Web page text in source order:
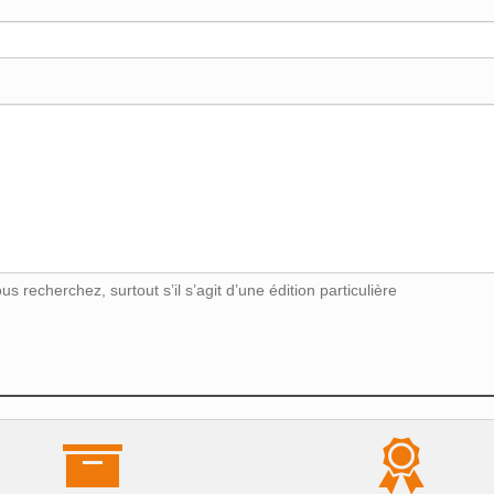
recherchez, surtout s’il s’agit d’une édition particulière